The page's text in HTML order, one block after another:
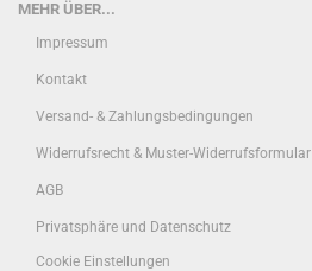
MEHR ÜBER...
Impressum
Kontakt
Versand- & Zahlungsbedingungen
Widerrufsrecht & Muster-Widerrufsformular
AGB
Privatsphäre und Datenschutz
Cookie Einstellungen